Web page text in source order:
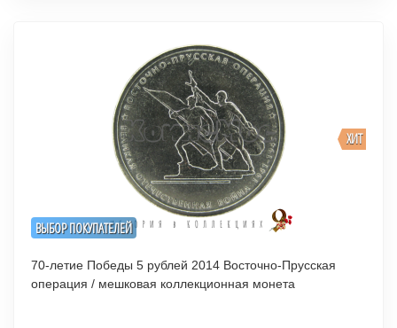
ВЫБОР ПОКУПАТЕЛЕЙ
ХИТ
70-летие Победы 5 рублей 2014 Восточно-Прусская
операция / мешковая коллекционная монета